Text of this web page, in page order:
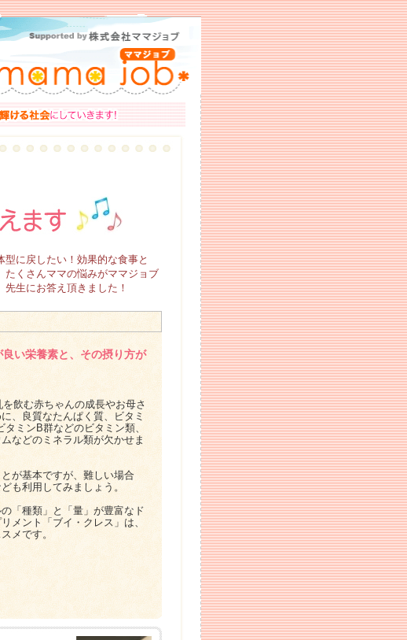
型に戻したい！効果的な食事と
たくさんママの悩みがママジョブ
生にお答え頂きました！
良い栄養素と、その摂り方が
飲む赤ちゃんの成長やお母さ
、良質なたんぱく質、ビタミ
ミンB群などのビタミン類、
などのミネラル類が欠かせま
が基本ですが、難しい場合
も利用してみましょう。
「種類」と「量」が豊富なド
メント「ブイ・クレス」は、
メです。